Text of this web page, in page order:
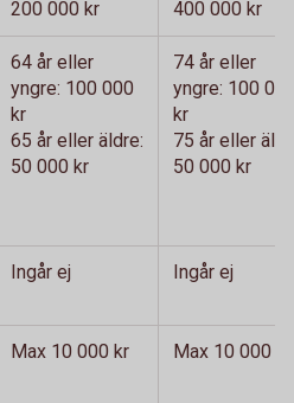
200 000 kr 400 000 kr
64 år eller
yngre: 100 000
kr
65 år eller äldre:
50 000 kr
74 år eller
yngre: 100
kr
75 år eller
50 000 kr
Ingår ej Ingår ej
Max 10 000 kr Max 10 000 kr